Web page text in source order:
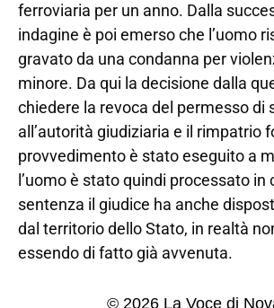
ferroviaria per un anno. Dalla
indagine è poi emerso che l’uomo
gravato da una condanna per
minore. Da qui la decisione dalla
chiedere la revoca del permesso di
all’autorità giudiziaria e il rimpatrio
provvedimento è stato eseguito a
l’uomo è stato quindi processato in
sentenza il giudice ha anche
dal territorio dello Stato, in realtà
essendo di fatto già avvenuta.
© 2026 La Voce di